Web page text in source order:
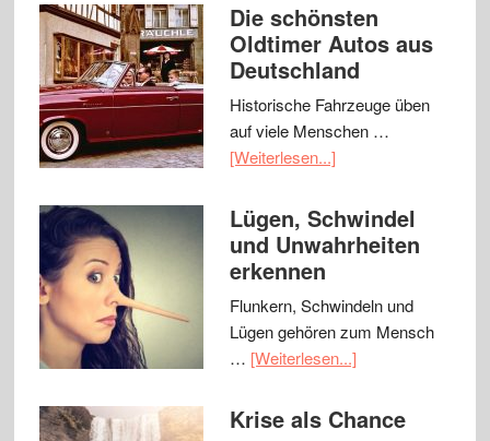
Die schönsten
Oldtimer Autos aus
Deutschland
Historische Fahrzeuge üben
auf viele Menschen …
[Weiterlesen...]
Lügen, Schwindel
und Unwahrheiten
erkennen
Flunkern, Schwindeln und
Lügen gehören zum Mensch
… [Weiterlesen...]
Krise als Chance